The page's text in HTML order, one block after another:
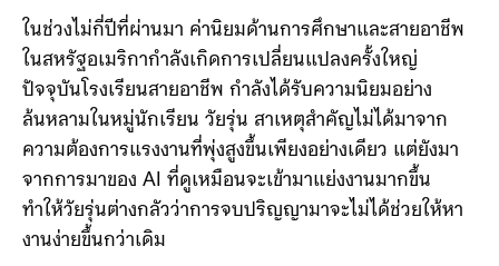
ในช่วงไม่กี่ปีที่ผ่านมา ค่านิยมด้านการศึกษาและสายอาชีพ
ในสหรัฐอเมริกากำลังเกิดการเปลี่ยนแปลงครั้งใหญ่
ปัจจุบันโรงเรียนสายอาชีพ กำลังได้รับความนิยมอย่าง
ล้นหลามในหมู่นักเรียน วัยรุ่น สาเหตุสำคัญไม่ได้มาจาก
ความต้องการแรงงานที่พุ่งสูงขึ้นเพียงอย่างเดียว แต่ยังมา
จากการมาของ AI ที่ดูเหมือนจะเข้ามาแย่งงานมากขึ้น
ทำให้วัยรุ่นต่างกลัวว่าการจบปริญญามาจะไม่ได้ช่วยให้หา